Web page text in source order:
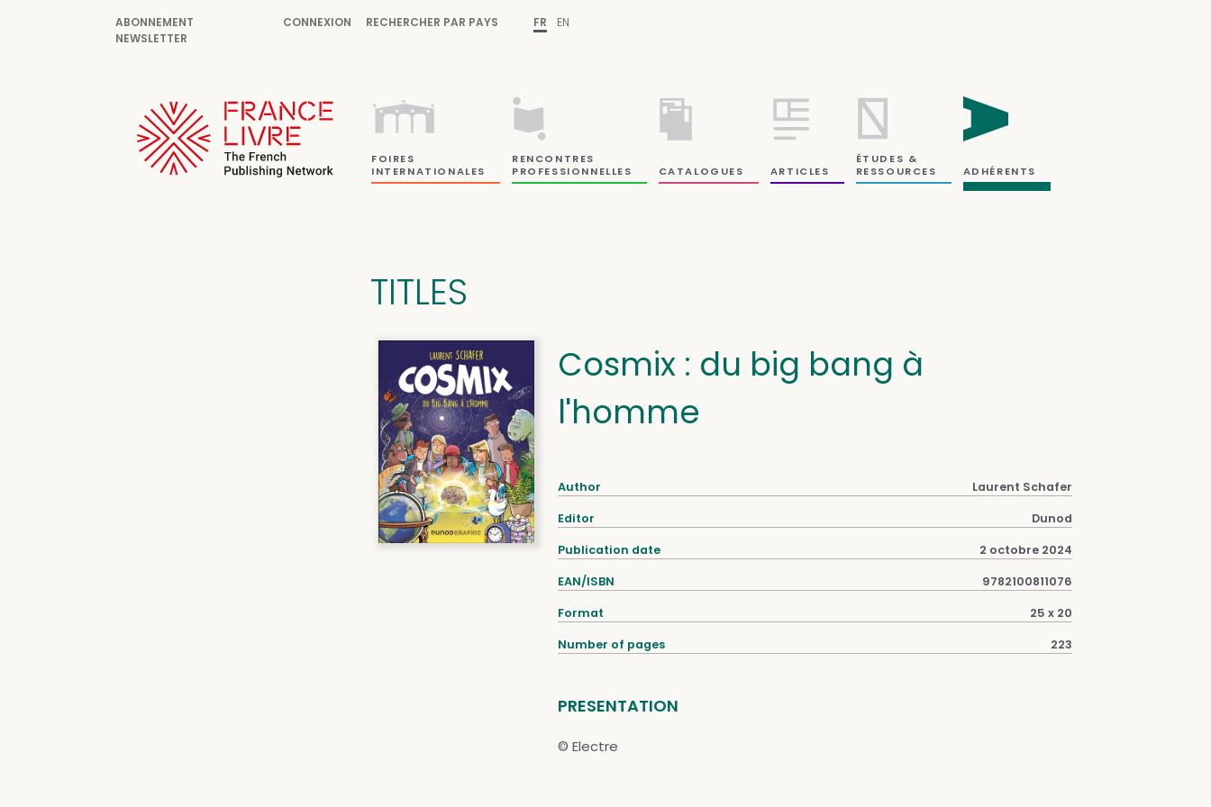
ABONNEMENT
NEWSLETTER
CONNEXION RECHERCHER PAR PAYS FR EN
FOIRES
INTERNATIONALES
RENCONTRES
PROFESSIONNELLES
CATALOGUES ARTICLES
ÉTUDES &
RESSOURCES
ADHÉRENTS
TITLES
Cosmix : du big bang à
l'homme
Author Laurent Schafer
Editor Dunod
Publication date 2 octobre 2024
EAN/ISBN 9782100811076
Format 25 x 20
Number of pages 223
PRESENTATION
© Electre